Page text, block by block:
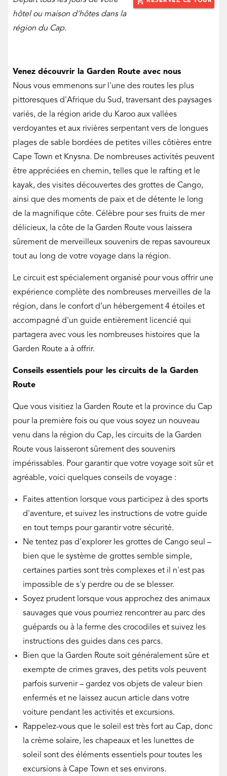
hôtel ou maison d'hôtes dans la
région du Cap.
Venez découvrir la Garden Route avec nous
Nous vous emmenons sur l'une des routes les plus
pittoresques d'Afrique du Sud, traversant des paysages
variés, de la région aride du Karoo aux vallées
verdoyantes et aux rivières serpentant vers de longues
plages de sable bordées de petites villes côtières entre
Cape Town et Knysna. De nombreuses activités peuvent
être appréciées en chemin, telles que le rafting et le
kayak, des visites découvertes des grottes de Cango,
ainsi que des moments de paix et de détente le long
de la magnifique côte. Célèbre pour ses fruits de mer
délicieux, la côte de la Garden Route vous laissera
sûrement de merveilleux souvenirs de repas savoureux
tout au long de votre voyage dans la région.
Le circuit est spécialement organisé pour vous offrir une
expérience complète des nombreuses merveilles de la
région, dans le confort d’un hébergement 4 étoiles et
accompagné d'un guide entièrement licencié qui
partagera avec vous les nombreuses histoires que la
Garden Route a à offrir.
Conseils essentiels pour les circuits de la Garden
Route
Que vous visitiez la Garden Route et la province du Cap
pour la première fois ou que vous soyez un nouveau
venu dans la région du Cap, les circuits de la Garden
Route vous laisseront sûrement des souvenirs
impérissables. Pour garantir que votre voyage soit sûr et
agréable, voici quelques conseils de voyage :
Faites attention lorsque vous participez à des sports
d'aventure, et suivez les instructions de votre guide
en tout temps pour garantir votre sécurité.
Ne tentez pas d'explorer les grottes de Cango seul –
bien que le système de grottes semble simple,
certaines parties sont très complexes et il n'est pas
impossible de s'y perdre ou de se blesser.
Soyez prudent lorsque vous approchez des animaux
sauvages que vous pourriez rencontrer au parc des
guépards ou à la ferme des crocodiles et suivez les
instructions des guides dans ces parcs.
Bien que la Garden Route soit généralement sûre et
exempte de crimes graves, des petits vols peuvent
parfois survenir – gardez vos objets de valeur bien
enfermés et ne laissez aucun article dans votre
voiture pendant les activités et excursions.
Rappelez-vous que le soleil est très fort au Cap, donc
la crème solaire, les chapeaux et les lunettes de
soleil sont des éléments essentiels pour toutes les
excursions à Cape Town et ses environs.